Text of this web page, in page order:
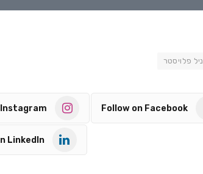
ניל פלויסטר
Follow on Facebook
Instagram
LinkedIn